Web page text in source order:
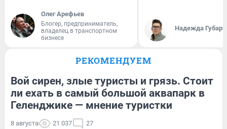
Олег Арефьев
Блогер, предприниматель,
владелец в транспортном
бизнесе
Надежда Губарь
РЕКОМЕНДУЕМ
Вой сирен, злые туристы и грязь. Стоит
ли ехать в самый большой аквапарк в
Геленджике — мнение туристки
8 августа 21 037 27